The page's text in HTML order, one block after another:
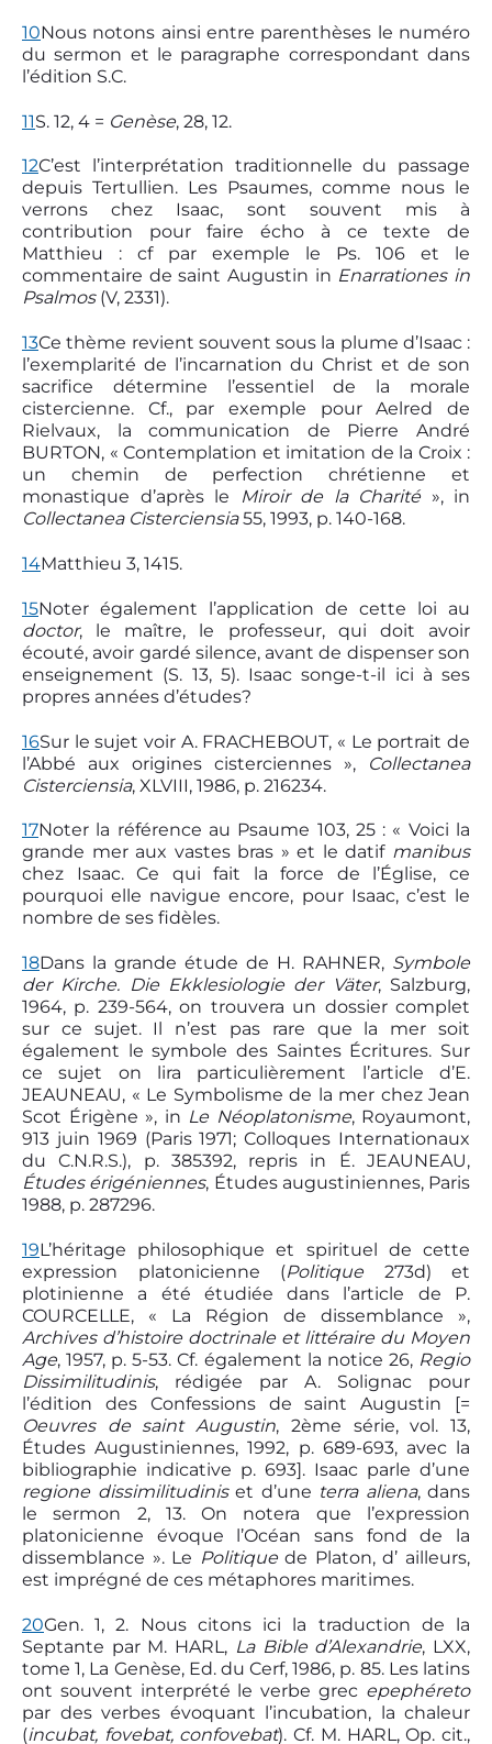
10Nous notons ainsi entre parenthèses le numéro
du sermon et le paragraphe correspondant dans
l’édition S.C.
11S. 12, 4 = Genèse, 28, 12.
12C’est l’interprétation traditionnelle du passage
depuis Tertullien. Les Psaumes, comme nous le
verrons chez Isaac, sont souvent mis à
contribution pour faire écho à ce texte de
Matthieu : cf par exemple le Ps. 106 et le
commentaire de saint Augustin in Enarrationes in
Psalmos (V, 23­31).
13Ce thème revient souvent sous la plume d’Isaac :
l’exemplarité de l’incarnation du Christ et de son
sacrifice détermine l’essentiel de la morale
cistercienne. Cf., par exemple pour Aelred de
Rielvaux, la communication de Pierre André
BURTON, « Contemplation et imitation de la Croix :
un chemin de perfection chrétienne et
monastique d’après le
Miroir de la Charité», in
Collectanea Cisterciensia55, 1993, p. 140-168.
14Matthieu 3, 14­15.
15Noter également l’application de cette loi au
doctor, le maître, le professeur, qui doit avoir
écouté, avoir gardé silence, avant de dispenser son
enseignement (S. 13, 5). Isaac songe-t-il ici à ses
propres années d’études?
16Sur le sujet voir A. FRACHEBOUT, « Le portrait de
l’Abbé aux origines cisterciennes »,
Collectanea
Cisterciensia, XLVIII, 1986, p. 216­234.
17Noter la référence au Psaume 103, 25 : « Voici la
grande mer aux vastes bras » et le datif manibus
chez Isaac. Ce qui fait la force de l’Église, ce
pourquoi elle navigue encore, pour Isaac, c’est le
nombre de ses fidèles.
18Dans la grande étude de H. RAHNER, Symbole
der Kirche. Die Ekklesiologie der Väter, Salzburg,
1964, p. 239-564, on trouvera un dossier complet
sur ce sujet. Il n’est pas rare que la mer soit
également le symbole des Saintes Écritures. Sur
ce sujet on lira particulièrement l’article d’E.
JEAUNEAU, « Le Symbolisme de la mer chez Jean
Scot Érigène », in Le Néoplatonisme, Royaumont,
9­13 juin 1969 (Paris 1971; Colloques Internationaux
du C.N.R.S.), p. 385­392, repris in É. JEAUNEAU,
Études érigéniennes, Études augustiniennes, Paris
1988, p. 287­296.
19L’héritage philosophique et spirituel de cette
expression platonicienne (Politique273d) et
plotinienne a été étudiée dans l’article de P.
COURCELLE, « La Région de dissemblance »,
Archives d’histoire doctrinale et littéraire du Moyen
Age, 1957, p. 5-53. Cf. également la notice 26, Regio
Dissimilitudinis, rédigée par A. Solignac pour
l’édition des Confessions de saint Augustin [=
Oeuvres de saint Augustin, 2ème série, vol. 13,
Études Augustiniennes, 1992, p. 689-693, avec la
bibliographie indicative p. 693]. Isaac parle d’une
regione dissimilitudiniset d’une terra aliena, dans
le sermon 2, 13. On notera que l’expression
platonicienne évoque l’Océan sans fond de la
dissemblance ». Le Politiquede Platon, d’ ailleurs,
est imprégné de ces métaphores maritimes.
20Gen. 1, 2. Nous citons ici la traduction de la
Septante par M. HARL, La Bible d’Alexandrie, LXX,
tome 1, La Genèse, Ed. du Cerf, 1986, p. 85. Les latins
ont souvent interprété le verbe grec epephéreto
par des verbes évoquant l’incubation, la chaleur
(incubat, fovebat, confovebat). Cf. M. HARL, Op. cit.,